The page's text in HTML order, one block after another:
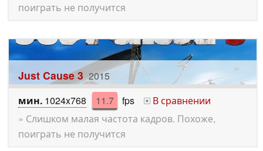
поиграть не получится
Just Cause 3 2015
мин. 1024x768 11.7 fps +
В сравнении
» Слишком малая частота кадров. Похоже,
поиграть не получится